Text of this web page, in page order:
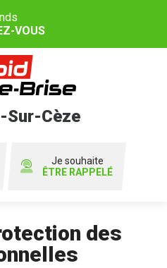
VOUS
Sur-Cèze
Je souhaite
ÊTRE RAPPELÉ
des